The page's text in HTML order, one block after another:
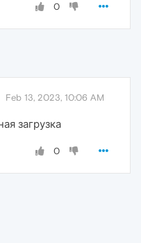
0
Feb 13, 2023, 10:06 AM
загрузка
0